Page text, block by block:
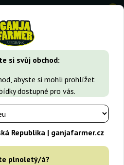
si svůj obchod:
abyste si mohli prohlížet
dostupné pro vás.
Republika | ganjafarmer.cz
plnoletý/á?
0
Marihuany White Russian